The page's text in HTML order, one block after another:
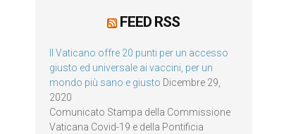
FEED RSS
Il Vaticano offre 20 punti per un accesso
giusto ed universale ai vaccini, per un
mondo più sano e giusto Dicembre 29,
2020
Comunicato Stampa della Commissione
Vaticana Covid-19 e della Pontificia